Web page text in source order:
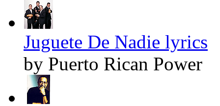
Juguete De Nadie lyrics
by Puerto Rican Power